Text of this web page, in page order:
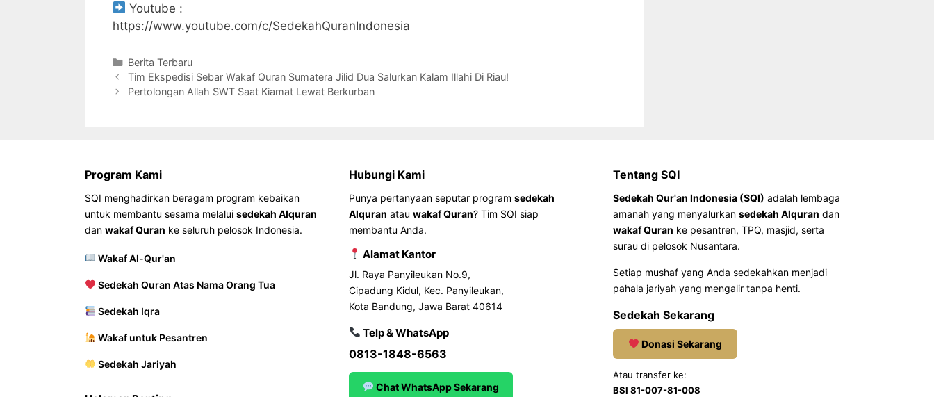
Youtube :
https://www.youtube.com/c/SedekahQuranIndonesia
Kategori
Berita Terbaru
Tim Ekspedisi Sebar Wakaf Quran Sumatera Jilid Dua Salurkan Kalam Illahi Di Riau!
Pertolongan Allah SWT Saat Kiamat Lewat Berkurban
Program Kami
SQI menghadirkan beragam program kebaikan
untuk membantu sesama melalui sedekah Alquran
dan wakaf Quran ke seluruh pelosok Indonesia.
Wakaf Al-Qur'an
Sedekah Quran Atas Nama Orang Tua
Sedekah Iqra
Wakaf untuk Pesantren
Sedekah Jariyah
Hubungi Kami
Punya pertanyaan seputar program sedekah
Alquran atau wakaf Quran? Tim SQI siap
membantu Anda.
Alamat Kantor
Jl. Raya Panyileukan No.9,
Cipadung Kidul, Kec. Panyileukan,
Kota Bandung, Jawa Barat 40614
Telp & WhatsApp
0813-1848-6563
Chat WhatsApp Sekarang
Tentang SQI
Sedekah Qur'an Indonesia (SQI) adalah lembaga
amanah yang menyalurkan sedekah Alquran dan
wakaf Quran ke pesantren, TPQ, masjid, serta
surau di pelosok Nusantara.
Setiap mushaf yang Anda sedekahkan menjadi
pahala jariyah yang mengalir tanpa henti.
Sedekah Sekarang
Donasi Sekarang
Atau transfer ke:
BSI 81-007-81-008